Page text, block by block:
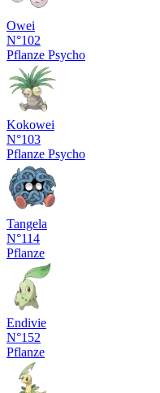
Owei
N°102
Pflanze Psycho
Kokowei
N°103
Pflanze Psycho
Tangela
N°114
Pflanze
Endivie
N°152
Pflanze